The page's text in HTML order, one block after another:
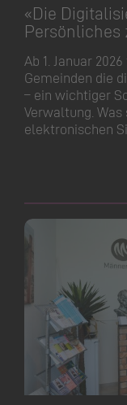
«Die
Persönliches
Ab 1. Januar
Gemeinden die
– ein wichtiger
Verwaltung.
elektronischen